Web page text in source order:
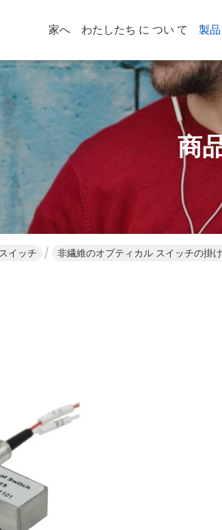
家へ わたしたち に つい て 製品
商
イッチ 非繊維のオプティカル スイッチの掛